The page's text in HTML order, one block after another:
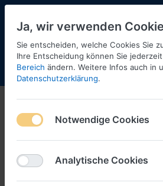
Menü Anmelden
Juli 2026
1-4 von
Filtern Sortieren
Ja, wir verwenden
Sie entscheiden, welche Cookies Sie
Ihre Entscheidung können Sie
Bereich ändern. Weitere Infos auch in
Datenschutzerklärung.
Notwendige Cookies
Analytische Cookies